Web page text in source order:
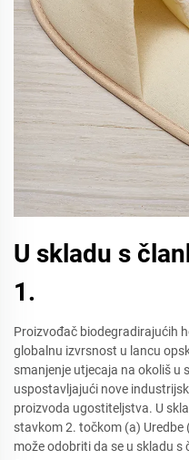
U skladu s
1.
Proizvođač biodegradirajućih
globalnu izvrsnost u lancu
smanjenje utjecaja na okoliš u
uspostavljajući nove
proizvoda ugostiteljstva. U
stavkom 2. točkom (a)
može odobriti da se u skladu